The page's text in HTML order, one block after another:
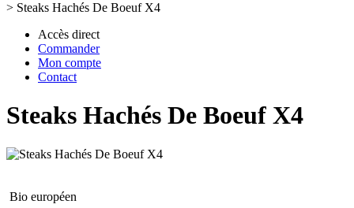
> Steaks Hachés De Boeuf X4
Accès direct
Commander
Mon compte
Contact
Steaks Hachés De Boeuf X4
Bio européen